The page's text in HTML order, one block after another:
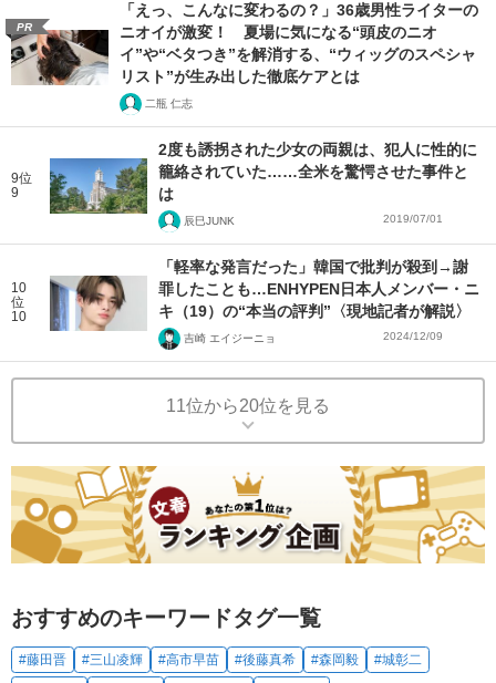
PR
「えっ、こんなに変わるの？」36歳男性ライターの
ニオイが激変！ 夏場に気になる“頭皮のニオ
イ”や“ベタつき”を解消する、“ウィッグのスペシャ
リスト”が生み出した徹底ケアとは
二瓶 仁志
9位
9
2度も誘拐された少女の両親は、犯人に性的に
籠絡されていた……全米を驚愕させた事件と
は
辰巳JUNK 2019/07/01
10
位
10
「軽率な発言だった」韓国で批判が殺到→謝
罪したことも…ENHYPEN日本人メンバー・ニ
キ（19）の“本当の評判”〈現地記者が解説〉
吉崎 エイジーニョ 2024/12/09
11位から20位を見る
おすすめのキーワードタグ一覧
#藤田晋 #三山凌輝 #高市早苗 #後藤真希 #森岡毅
#城彰二